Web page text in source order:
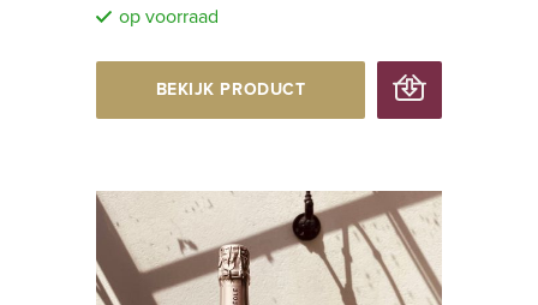
op voorraad
BEKIJK PRODUCT